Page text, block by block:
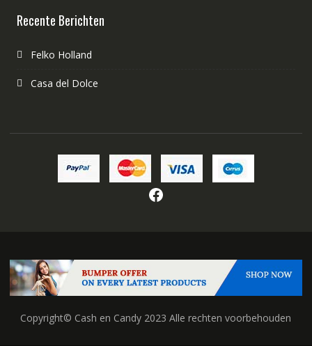
Recente Berichten
Felko Holland
Casa del Dolce
Facebook
Copyright© Cash en Candy 2023 Alle rechten voorbehouden